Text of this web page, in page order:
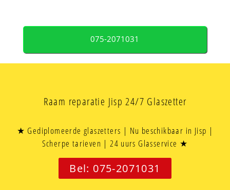
075-2071031
Raam reparatie Jisp 24/7 Glaszetter
★ Gediplomeerde glaszetters | Nu beschikbaar in Jisp |
Scherpe tarieven | 24 uurs Glasservice ★
Bel: 075-2071031